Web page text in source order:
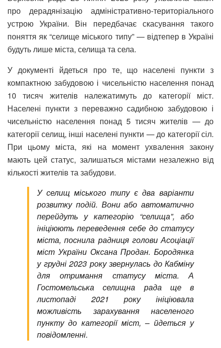
про дерадянізацію адміністративно-територіального
устрою України. Він передбачає скасування такого
поняття як “селище міського типу” — відтепер в Україні
будуть лише міста, селища та села.
У документі йдеться про те, що населені пункти з
компактною забудовою і чисельністю населення понад
10 тисяч жителів належатимуть до категорії міст.
Населені пункти з переважно садибною забудовою і
чисельністю населення понад 5 тисяч жителів — до
категорії селищ, інші населені пункти — до категорії сіл.
При цьому міста, які на момент ухвалення закону
мають цей статус, залишаться містами незалежно від
кількості жителів та забудови.
У селищ міського типу є два варіанти
розвитку подій. Вони або автоматично
перейдуть у категорію “селища”, або
ініціюють переведення себе до статусу
міста, поснила радниця голови Асоціації
міст України Оксана Продан. Бородянка
у грудні 2023 року звернулась до Кабміну
для отримання статусу міста. А
Гостомельська селищна рада ще в
листопаді 2021 року ініціювала
можливість зарахування населеного
пункту до категорії міст, – йдеться у
повідомленні.